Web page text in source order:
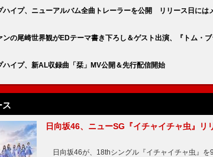
ハイプ、ニューアルバム全曲トレーラーを公開 リリース日には
ンの尾崎世界観がEDテーマ書き下ろし＆ゲスト出演、『トム・
ハイプ、新AL収録曲「栞」MV公開＆先行配信開始
ス
日向坂46、ニューSG『イチャイチャ虫』リ
日向坂46が、18thシングル『イチャイチャ虫』を